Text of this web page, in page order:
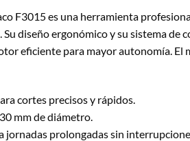
F3015 es una herramienta
diseño ergonómico y su sistema
eficiente para mayor autonomía.
cortes precisos y rápidos.
mm de diámetro.
jornadas prolongadas sin